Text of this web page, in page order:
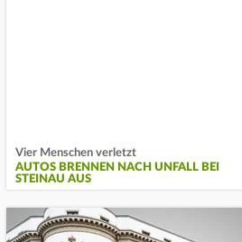
Vier Menschen verletzt
AUTOS BRENNEN NACH UNFALL BEI
STEINAU AUS